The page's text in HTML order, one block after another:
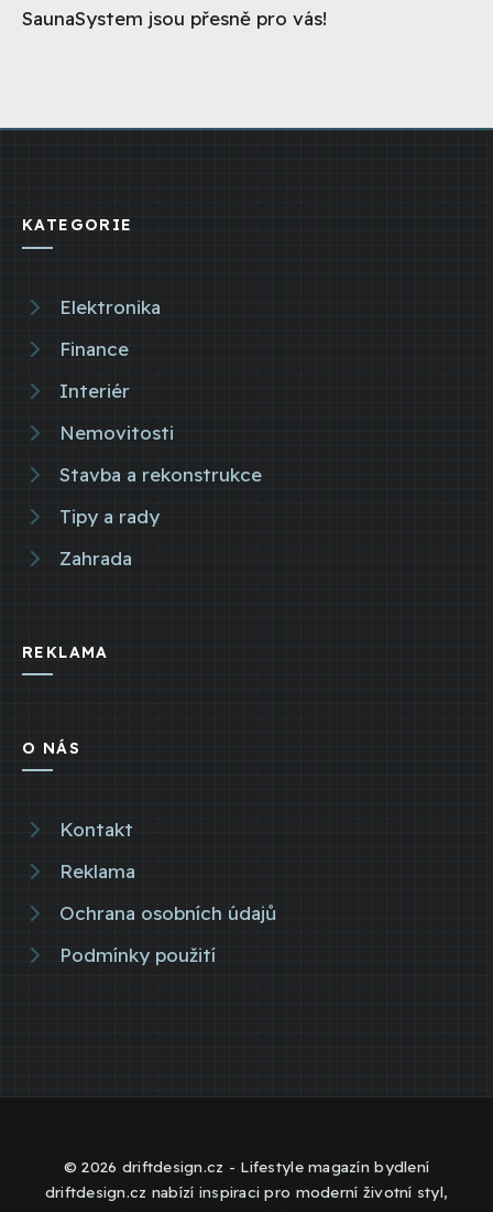
SaunaSystem jsou přesně pro vás!
KATEGORIE
Elektronika
Finance
Interiér
Nemovitosti
Stavba a rekonstrukce
Tipy a rady
Zahrada
REKLAMA
O NÁS
Kontakt
Reklama
Ochrana osobních údajů
Podmínky použití
© 2026 driftdesign.cz - Lifestyle magazín bydlení
driftdesign.cz nabízí inspiraci pro moderní životní styl,